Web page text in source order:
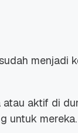
menjadi
aktif di
untuk mereka.